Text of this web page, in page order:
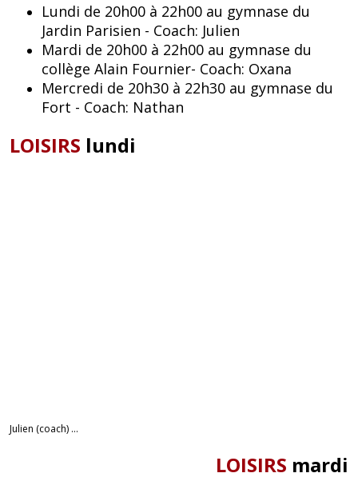
Lundi de 20h00 à 22h00 au gymnase du
Jardin Parisien - Coach: Julien
Mardi de 20h00 à 22h00 au gymnase du
collège Alain Fournier- Coach: Oxana
Mercredi de 20h30 à 22h30 au gymnase du
Fort - Coach: Nathan
LOISIRS lundi
Julien (coach) ...
LOISIRS mardi